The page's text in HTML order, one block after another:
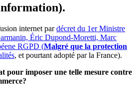
internet pardécret du 1er Ministre
Éric Dupond-Moretti, Marc
RGPD (Malgré que la protection
, et pourtant adopté par la France).
pour imposer une telle mesure contre